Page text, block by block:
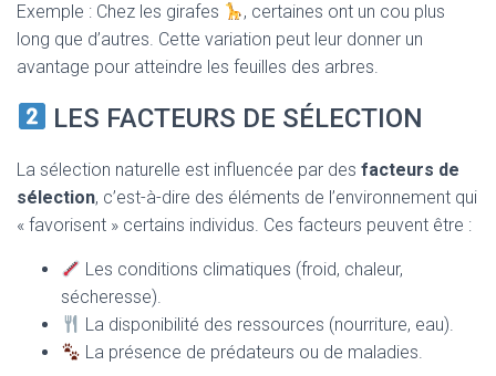
Exemple : Chez les girafes
, certaines ont un cou plus
long que d’autres. Cette variation peut leur donner un
avantage pour atteindre les feuilles des arbres.
LES FACTEURS DE SÉLECTION
La sélection naturelle est influencée par des facteurs de
sélection, c’est-à-dire des éléments de l’environnement qui
« favorisent » certains individus. Ces facteurs peuvent être :
Les conditions climatiques (froid, chaleur,
sécheresse).
La disponibilité des ressources (nourriture, eau).
La présence de prédateurs ou de maladies.